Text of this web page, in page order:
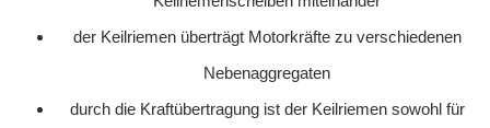
der Keilriemen überträgt Motorkräfte zu verschiedenen
Nebenaggregaten
durch die Kraftübertragung ist der Keilriemen sowohl für